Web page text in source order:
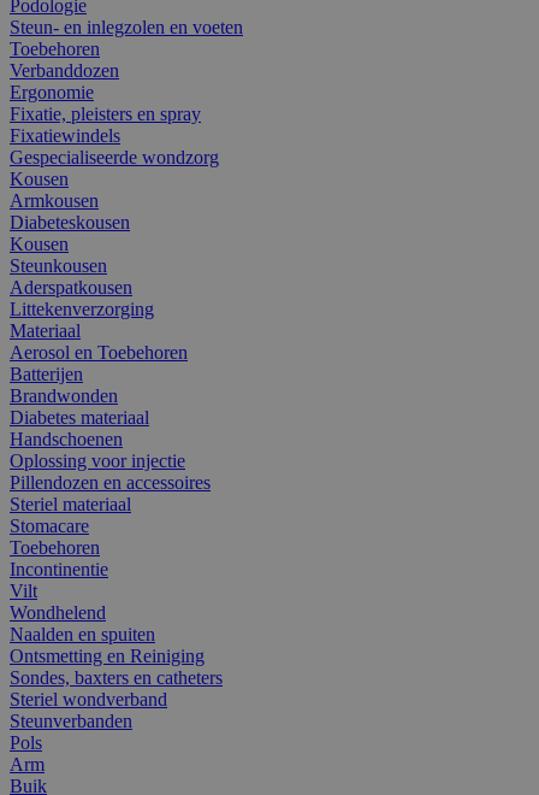
Podologie
Steun- en inlegzolen en voeten
Toebehoren
Verbanddozen
Ergonomie
Fixatie, pleisters en spray
Fixatiewindels
Gespecialiseerde wondzorg
Kousen
Armkousen
Diabeteskousen
Kousen
Steunkousen
Aderspatkousen
Littekenverzorging
Materiaal
Aerosol en Toebehoren
Batterijen
Brandwonden
Diabetes materiaal
Handschoenen
Oplossing voor injectie
Pillendozen en accessoires
Steriel materiaal
Stomacare
Toebehoren
Incontinentie
Vilt
Wondhelend
Naalden en spuiten
Ontsmetting en Reiniging
Sondes, baxters en catheters
Steriel wondverband
Steunverbanden
Pols
Arm
Buik